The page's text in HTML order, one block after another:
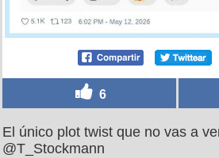
6
El único plot twist que no vas a
@T_Stockmann